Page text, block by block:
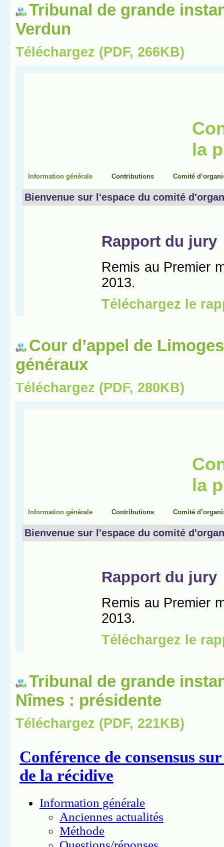
Tribunal de grande
Verdun
Téléchargez (PDF, 266KB)
Cour d’appel de
généraux
Téléchargez (PDF, 280KB)
Tribunal de grande
Nîmes : présidente
Téléchargez (PDF, 221KB)